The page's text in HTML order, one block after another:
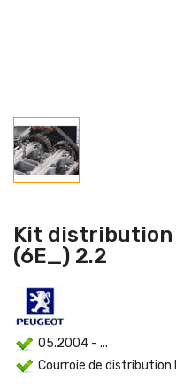
Kit distribution
(6E_) 2.2
05.2004 - ...
Courroie de